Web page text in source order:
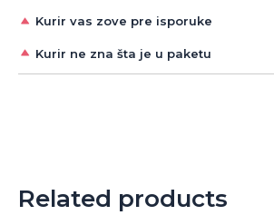
Kurir vas zove pre isporuke
Kurir ne zna šta je u paketu
Related products